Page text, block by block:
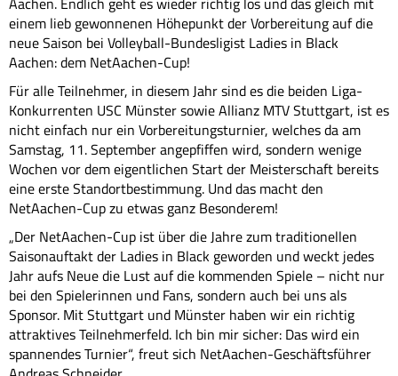
einem lieb gewonnenen Höhepunkt der Vorbereitung auf die
neue Saison bei Volleyball-Bundesligist Ladies in Black
Aachen: dem NetAachen-Cup!
Für alle Teilnehmer, in diesem Jahr sind es die beiden Liga-
Konkurrenten USC Münster sowie Allianz MTV Stuttgart, ist es
nicht einfach nur ein Vorbereitungsturnier, welches da am
Samstag, 11. September angepfiffen wird, sondern wenige
Wochen vor dem eigentlichen Start der Meisterschaft bereits
eine erste Standortbestimmung. Und das macht den
NetAachen-Cup zu etwas ganz Besonderem!
„Der NetAachen-Cup ist über die Jahre zum traditionellen
Saisonauftakt der Ladies in Black geworden und weckt jedes
Jahr aufs Neue die Lust auf die kommenden Spiele – nicht nur
bei den Spielerinnen und Fans, sondern auch bei uns als
Sponsor. Mit Stuttgart und Münster haben wir ein richtig
attraktives Teilnehmerfeld. Ich bin mir sicher: Das wird ein
spannendes Turnier“, freut sich NetAachen-Geschäftsführer